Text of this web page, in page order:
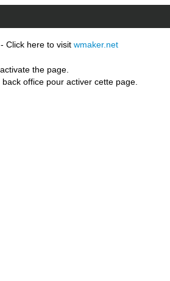
- Click here to visit wmaker.net
the page.
office pour activer cette page.